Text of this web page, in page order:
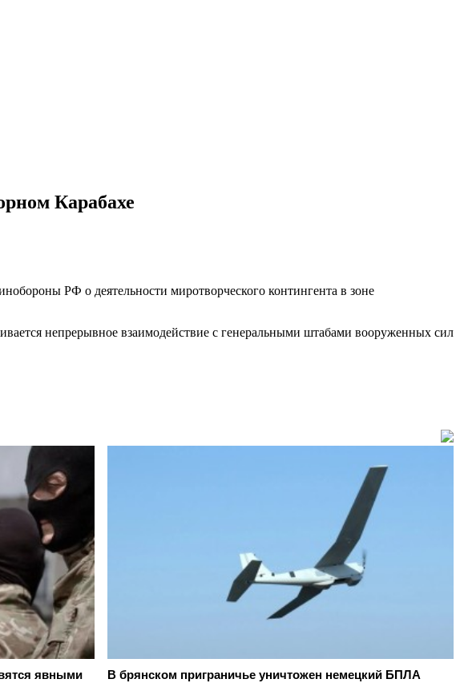
Карабахе
РФ о деятельности миротворческого контингента в зоне
непрерывное взаимодействие с генеральными штабами вооруженных сил
явными
В брянском приграничье уничтожен немецкий БПЛА